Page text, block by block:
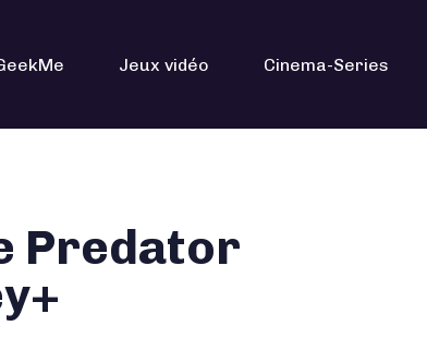
Jeux vidéo Cinema-Series
Predator